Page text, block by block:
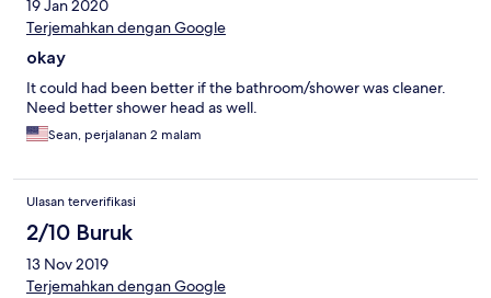
19 Jan 2020
Terjemahkan dengan Google
okay
It could had been better if the bathroom/shower was cleaner.
Need better shower head as well.
Sean, perjalanan 2 malam
Ulasan terverifikasi
2/10 Buruk
13 Nov 2019
Terjemahkan dengan Google